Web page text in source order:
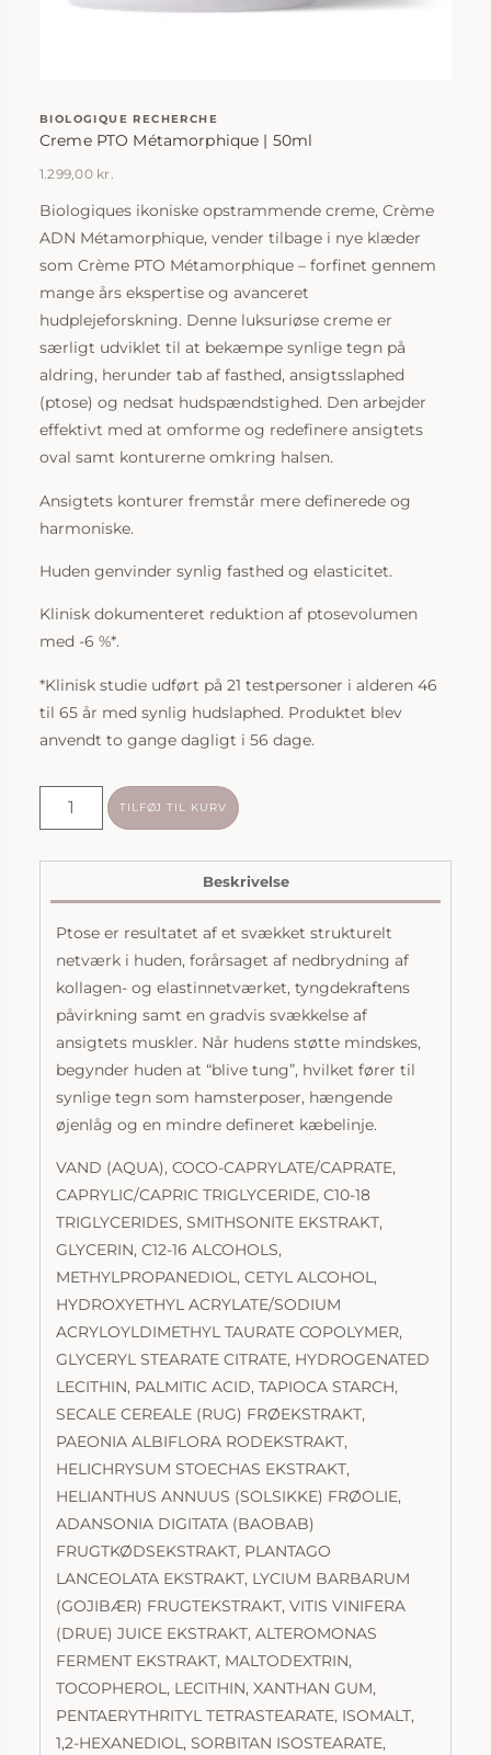
BIOLOGIQUE RECHERCHE
Creme PTO Métamorphique | 50ml
1.299,00 kr.
Biologiques ikoniske opstrammende creme, Crème
ADN Métamorphique, vender tilbage i nye klæder
som Crème PTO Métamorphique – forfinet gennem
mange års ekspertise og avanceret
hudplejeforskning. Denne luksuriøse creme er
særligt udviklet til at bekæmpe synlige tegn på
aldring, herunder tab af fasthed, ansigtsslaphed
(ptose) og nedsat hudspændstighed. Den arbejder
effektivt med at omforme og redefinere ansigtets
oval samt konturerne omkring halsen.
Ansigtets konturer fremstår mere definerede og
harmoniske.
Huden genvinder synlig fasthed og elasticitet.
Klinisk dokumenteret reduktion af ptosevolumen
med -6 %*.
*Klinisk studie udført på 21 testpersoner i alderen 46
til 65 år med synlig hudslaphed. Produktet blev
anvendt to gange dagligt i 56 dage.
Biologique
Recherche
PTO
Métamorphique
50ml
antal
TILFØJ TIL KURV
Beskrivelse
Ptose er resultatet af et svækket strukturelt
netværk i huden, forårsaget af nedbrydning af
kollagen- og elastinnetværket, tyngdekraftens
påvirkning samt en gradvis svækkelse af
ansigtets muskler. Når hudens støtte mindskes,
begynder huden at “blive tung”, hvilket fører til
synlige tegn som hamsterposer, hængende
øjenlåg og en mindre defineret kæbelinje.
VAND (AQUA), COCO-CAPRYLATE/CAPRATE,
CAPRYLIC/CAPRIC TRIGLYCERIDE, C10-18
TRIGLYCERIDES, SMITHSONITE EKSTRAKT,
GLYCERIN, C12-16 ALCOHOLS,
METHYLPROPANEDIOL, CETYL ALCOHOL,
HYDROXYETHYL ACRYLATE/SODIUM
ACRYLOYLDIMETHYL TAURATE COPOLYMER,
GLYCERYL STEARATE CITRATE, HYDROGENATED
LECITHIN, PALMITIC ACID, TAPIOCA STARCH,
SECALE CEREALE (RUG) FRØEKSTRAKT,
PAEONIA ALBIFLORA RODEKSTRAKT,
HELICHRYSUM STOECHAS EKSTRAKT,
HELIANTHUS ANNUUS (SOLSIKKE) FRØOLIE,
ADANSONIA DIGITATA (BAOBAB)
FRUGTKØDSEKSTRAKT, PLANTAGO
LANCEOLATA EKSTRAKT, LYCIUM BARBARUM
(GOJIBÆR) FRUGTEKSTRAKT, VITIS VINIFERA
(DRUE) JUICE EKSTRAKT, ALTEROMONAS
FERMENT EKSTRAKT, MALTODEXTRIN,
TOCOPHEROL, LECITHIN, XANTHAN GUM,
PENTAERYTHRITYL TETRASTEARATE, ISOMALT,
1,2-HEXANEDIOL, SORBITAN ISOSTEARATE,